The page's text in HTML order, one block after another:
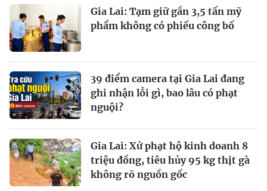
Gia Lai: Tạm giữ gần 3,5 tấn mỹ
phẩm không có phiếu công bố
39 điểm camera tại Gia Lai đang
ghi nhận lỗi gì, bao lâu có phạt
nguội?
Gia Lai: Xử phạt hộ kinh doanh 8
triệu đồng, tiêu hủy 95 kg thịt gà
không rõ nguồn gốc